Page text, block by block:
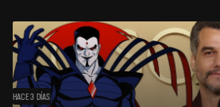
HACE 3 DÍAS